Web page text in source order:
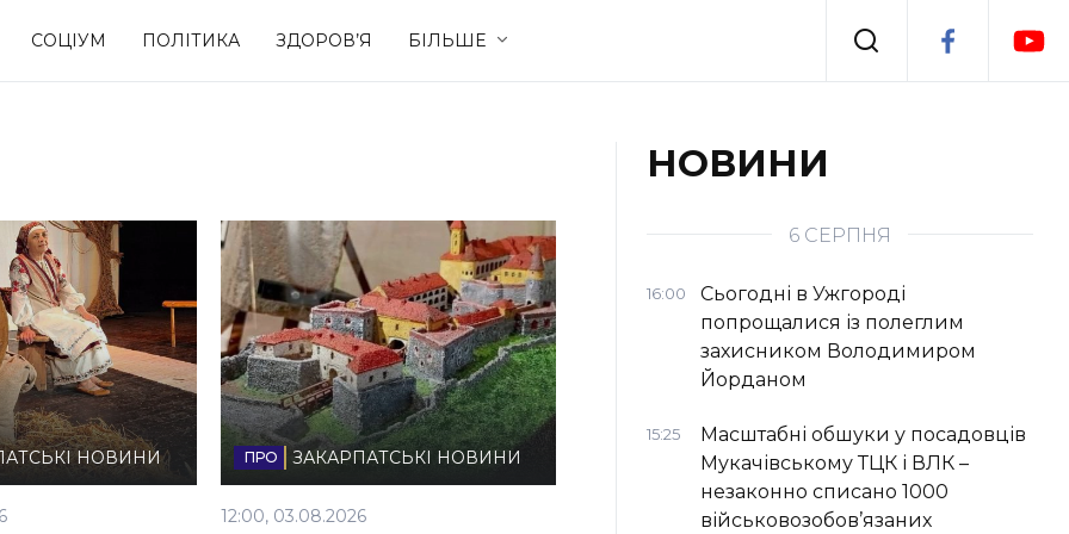
СОЦІУМ ПОЛІТИКА ЗДОРОВ’Я БІЛЬШЕ
Події
НОВИНИ ЗАКАРПАТСЬКІ НОВИНИ
12:00, 03.08.2026
НОВИНИ
6 СЕРПНЯ
16:00
Сьогодні в Ужгороді
попрощалися із полеглим
захисником Володимиром
Йорданом
15:25
Масштабні обшуки у посадовців
Мукачівському ТЦК і ВЛК –
незаконно списано 1000
військовозобов’язаних